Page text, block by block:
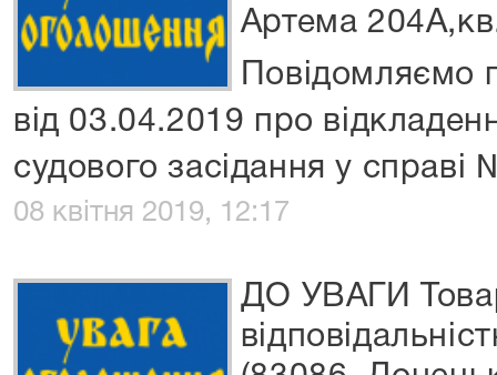
Артема
Повідомляємо
від 03.04.2019 про
судового засідання у
08 квітня 2019, 12:17
ДО УВАГИ